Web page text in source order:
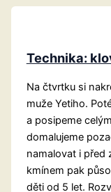
Technika:
Na čtvrtku si
muže Yetiho.
a posipeme
domalujeme
namalovat i před
kmínem pak
děti od 5 let.